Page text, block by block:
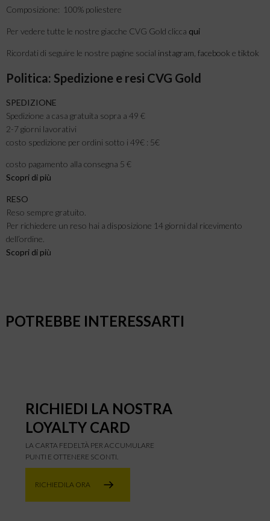
Composizione: 100% poliestere
Per vedere tutte le nostre giacche CVG Gold clicca qui
Ricordati di seguire le nostre pagine social instagram facebook e tiktok
Politica: Spedizione e resi CVG Gold
SPEDIZIONE
Spedizione a casa gratuita sopra a 49 €
2-7 giorni lavorativi
costo spedizione per ordini sotto i 49€ : 5€
costo pagamento alla consegna 5 €
Scopri di più
RESO
Reso sempre gratuito.
Per richiedere un reso hai a disposizione 14 giorni dal ricevimento
dell’ordine.
Scopri di più
POTREBBE INTERESSARTI
RICHIEDI LA NOSTRA
LOYALTY CARD
LA CARTA FEDELTÀ PER ACCUMULARE
PUNTI E OTTENERE SCONTI.
RICHIEDILA ORA